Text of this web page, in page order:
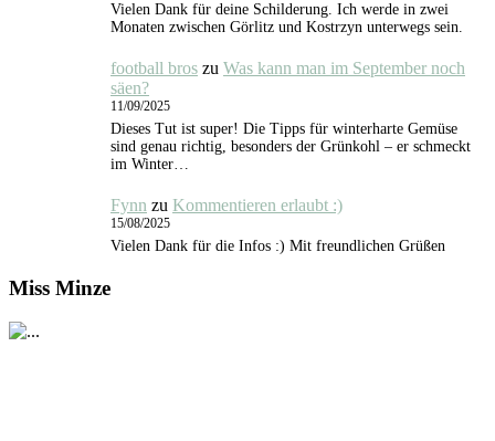
Vielen Dank für deine Schilderung. Ich werde in zwei
Monaten zwischen Görlitz und Kostrzyn unterwegs sein.
football bros zu Was kann man im September noch
säen?
11/09/2025
Dieses Tut ist super! Die Tipps für winterharte Gemüse
sind genau richtig, besonders der Grünkohl – er schmeckt
im Winter…
Fynn zu Kommentieren erlaubt :)
15/08/2025
Vielen Dank für die Infos :) Mit freundlichen Grüßen
Miss Minze